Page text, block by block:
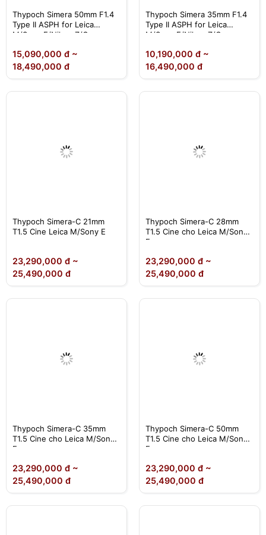
Thypoch Simera 50mm F1.4
Type II ASPH for Leica
M/Sony E/Nikon Z/Canon
15,090,000 đ ~
18,490,000 đ
Thypoch Simera 35mm F1.4
Type II ASPH for Leica
M/Sony E/Nikon Z/Canon
10,190,000 đ ~
16,490,000 đ
Thypoch Simera-C 21mm
T1.5 Cine Leica M/Sony E
23,290,000 đ ~
25,490,000 đ
Thypoch Simera-C 28mm
T1.5 Cine cho Leica M/Sony
E
23,290,000 đ ~
25,490,000 đ
Thypoch Simera-C 35mm
T1.5 Cine cho Leica M/Sony
E
23,290,000 đ ~
25,490,000 đ
Thypoch Simera-C 50mm
T1.5 Cine cho Leica M/Sony
E
23,290,000 đ ~
25,490,000 đ